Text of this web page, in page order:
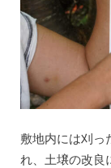
敷地内には刈っ
れ、土壌の改良